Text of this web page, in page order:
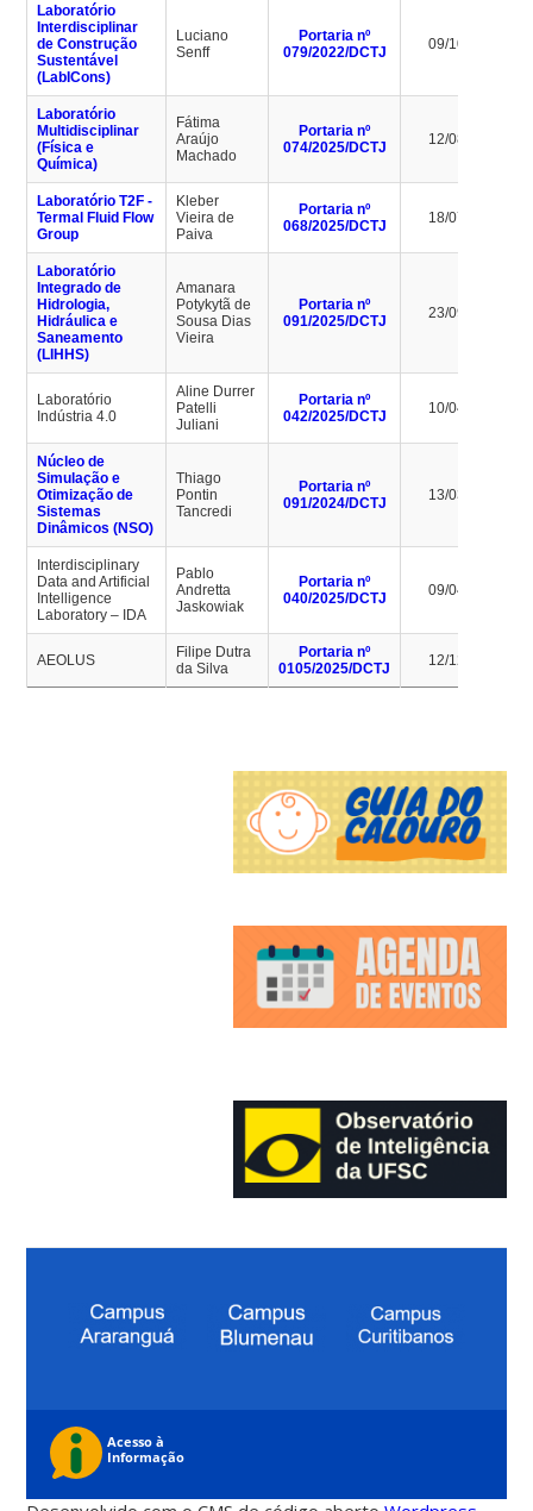
Laboratório
Interdisciplinar
de Construção
Sustentável
(LabICons)
Luciano
Senff
Portaria nº
079/2022/DCTJ
09/10/2026
Laboratório
Multidisciplinar
(Física e
Química)
Fátima
Araújo
Machado
Portaria nº
074/2025/DCTJ
12/08/2029
Laboratório T2F -
Termal Fluid Flow
Group
Kleber
Vieira de
Paiva
Portaria nº
068/2025/DCTJ
18/07/2029
Laboratório
Integrado de
Hidrologia,
Hidráulica e
Saneamento
(LIHHS)
Amanara
Potykytã de
Sousa Dias
Vieira
Portaria nº
091/2025/DCTJ
23/09/2028
Laboratório
Indústria 4.0
Aline Durrer
Patelli
Juliani
Portaria nº
042/2025/DCTJ
10/04/2029
Núcleo de
Simulação e
Otimização de
Sistemas
Dinâmicos (NSO)
Thiago
Pontin
Tancredi
Portaria nº
091/2024/DCTJ
13/03/2028
Interdisciplinary
Data and Artificial
Intelligence
Laboratory – IDA
Pablo
Andretta
Jaskowiak
Portaria nº
040/2025/DCTJ
09/04/2029
AEOLUS
Filipe Dutra
da Silva
Portaria nº
0105/2025/DCTJ
12/12/2029